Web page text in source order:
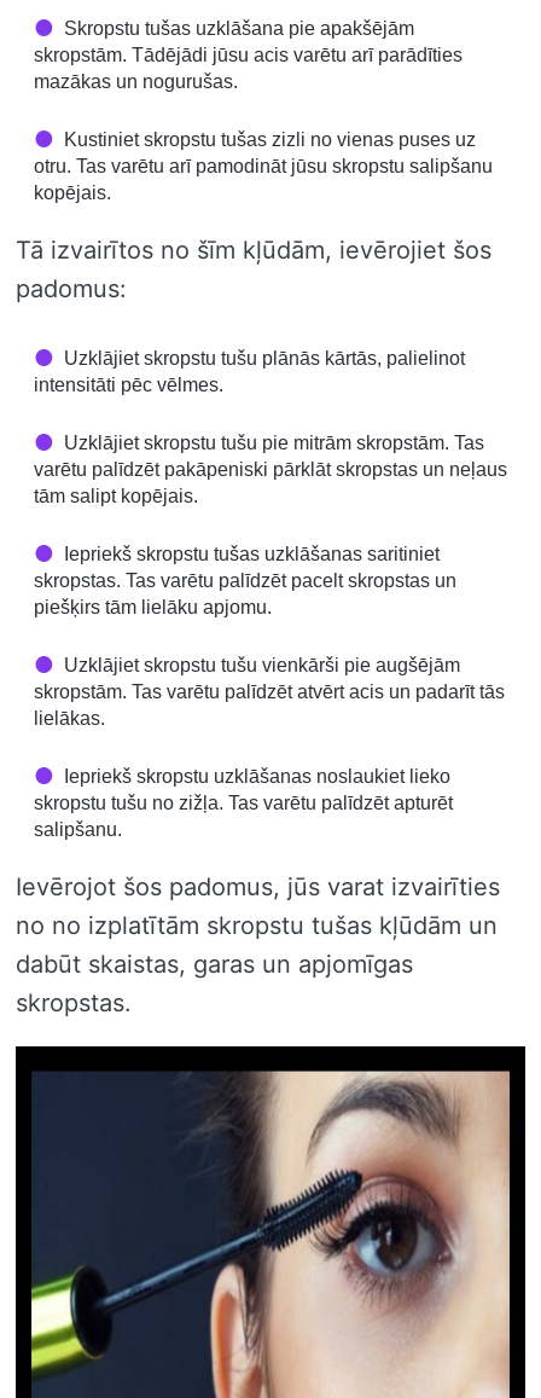
Skropstu tušas uzklāšana pie apakšējām
skropstām. Tādējādi jūsu acis varētu arī parādīties
mazākas un nogurušas.
Kustiniet skropstu tušas zizli no vienas puses uz
otru. Tas varētu arī pamodināt jūsu skropstu salipšanu
kopējais.
Tā izvairītos no šīm kļūdām, ievērojiet šos
padomus:
Uzklājiet skropstu tušu plānās kārtās, palielinot
intensitāti pēc vēlmes.
Uzklājiet skropstu tušu pie mitrām skropstām. Tas
varētu palīdzēt pakāpeniski pārklāt skropstas un neļaus
tām salipt kopējais.
Iepriekš skropstu tušas uzklāšanas saritiniet
skropstas. Tas varētu palīdzēt pacelt skropstas un
piešķirs tām lielāku apjomu.
Uzklājiet skropstu tušu vienkārši pie augšējām
skropstām. Tas varētu palīdzēt atvērt acis un padarīt tās
lielākas.
Iepriekš skropstu uzklāšanas noslaukiet lieko
skropstu tušu no zižļa. Tas varētu palīdzēt apturēt
salipšanu.
Ievērojot šos padomus, jūs varat izvairīties
no no izplatītām skropstu tušas kļūdām un
dabūt skaistas, garas un apjomīgas
skropstas.